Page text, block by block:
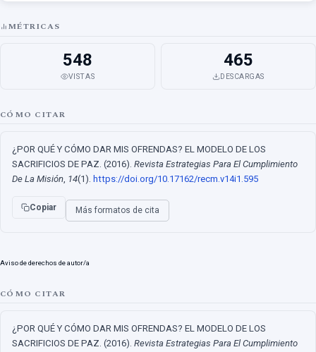
MÉTRICAS
548
VISTAS
465
DESCARGAS
CÓMO CITAR
¿POR QUÉ Y CÓMO DAR MIS OFRENDAS? EL MODELO DE LOS
SACRIFICIOS DE PAZ. (2016). Revista Estrategias Para El Cumplimiento
De La Misión, 14(1). https://doi.org/10.17162/recm.v14i1.595
Copiar Más formatos de cita
Aviso de derechos de autor/a
CÓMO CITAR
¿POR QUÉ Y CÓMO DAR MIS OFRENDAS? EL MODELO DE LOS
SACRIFICIOS DE PAZ. (2016). Revista Estrategias Para El Cumplimiento